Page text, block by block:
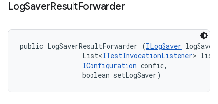
LogSaverResultForwarder
public LogSaverResultForwarder (ILogSaver
                List<
ITestInvocationListener>
IConfiguration config,
                boolean setLogSaver)